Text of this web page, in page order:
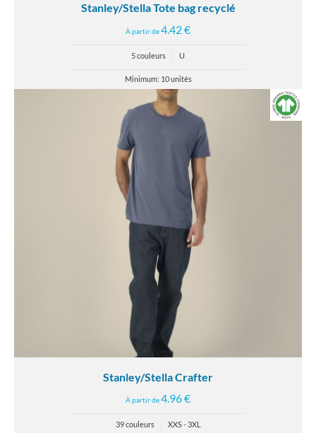
Stanley/Stella Tote bag recyclé
À partir de4.42 €
5 couleurs U
Minimum: 10 unités
Stanley/Stella Crafter
À partir de4.96 €
39 couleurs XXS - 3XL